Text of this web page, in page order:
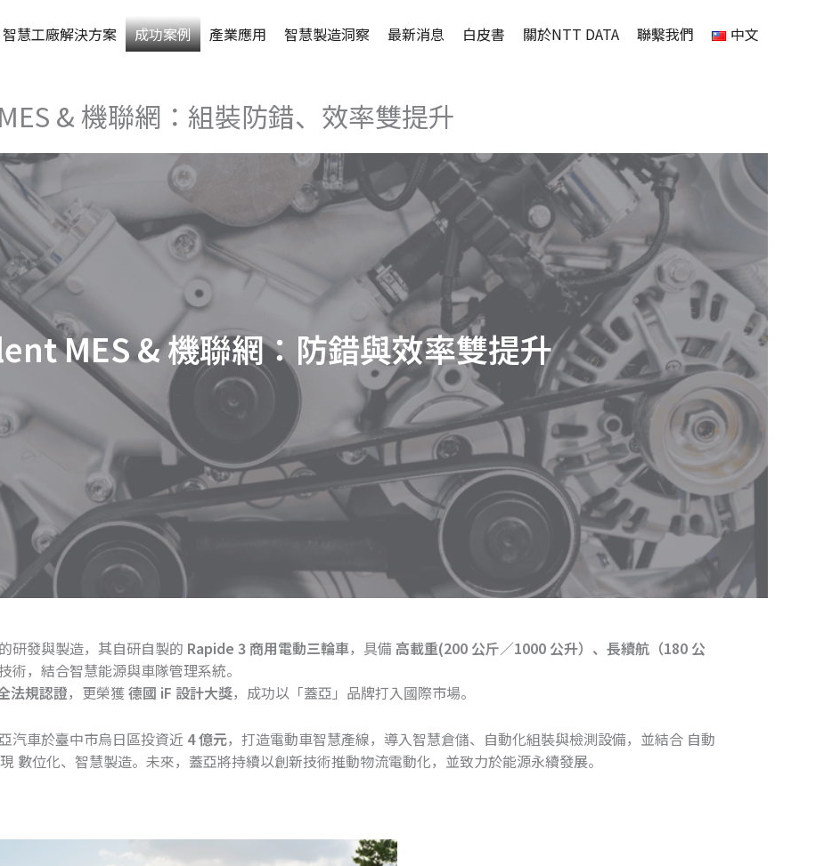
智慧工廠解決方案 成功案例 產業應用 智慧製造洞察 最新消息 白皮書 關於NTT DATA 聯繫我們 中文
& 機聯網：組裝防錯、效率雙提升
MES & 機聯網：防錯與效率雙提升
研發與製造，其自研自製的 Rapide 3 商用電動三輪車，具備 高載重(200 公斤／1000 公升）、長續航（180 公
術，結合智慧能源與車隊管理系統。
法規認證，更榮獲德國 iF 設計大獎，成功以「蓋亞」品牌打入國際市場。
汽車於臺中市烏日區投資近 4 億元，打造電動車智慧產線，導入智慧倉儲、自動化組裝與檢測設備，並結合 自動
數位化、智慧製造。未來，蓋亞將持續以創新技術推動物流電動化，並致力於能源永續發展。